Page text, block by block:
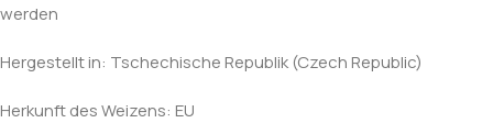
werden
Hergestellt in: Tschechische Republik (Czech Republic)
Herkunft des Weizens: EU